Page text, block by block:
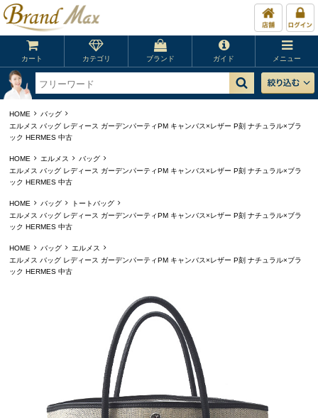
カート カテゴリ ブランド ガイド メニュー
HOME
バッグ
エルメス バッグ レディース ガーデンパーティPM キャンバス×レザー P刻 ナチュラル×ブラ
ック HERMES 中古
HOME エルメス
バッグ
エルメス バッグ レディース ガーデンパーティPM キャンバス×レザー P刻 ナチュラル×ブラ
ック HERMES 中古
HOME バッグ
トートバッグ
エルメス バッグ レディース ガーデンパーティPM キャンバス×レザー P刻 ナチュラル×ブラ
ック HERMES 中古
HOME バッグ
エルメス
エルメス バッグ レディース ガーデンパーティPM キャンバス×レザー P刻 ナチュラル×ブラ
ック HERMES 中古